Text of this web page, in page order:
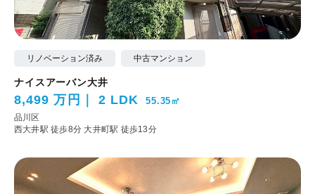
リノベーション済み 中古マンション
ナイスアーバン大井
8,499 万円 2 LDK 55.35㎡
品川区
西大井駅 徒歩8分 大井町駅 徒歩13分